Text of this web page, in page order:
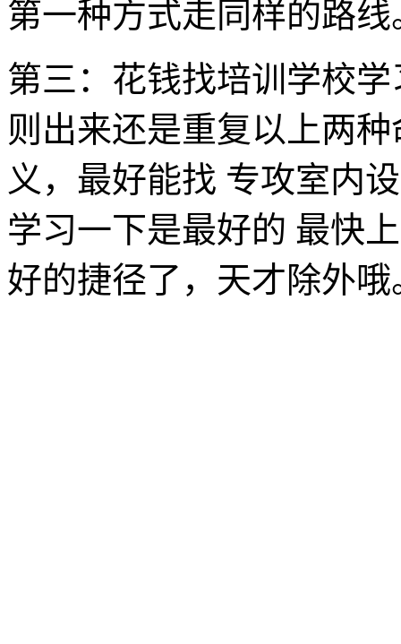
第一种方式走同样的路线
第三：花钱找培训学校
则出来还是重复以上两
义，最好能找 专攻室内
学习一下是最好的 最快
好的捷径了，天才除外哦